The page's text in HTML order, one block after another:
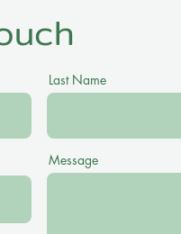
ซ้ำ
Last Name
Message